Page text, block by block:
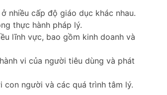
nhiều cấp độ giáo dục khác nhau.
thực hành pháp lý.
lĩnh vực, bao gồm kinh doanh và
vi của người tiêu dùng và phát
con người và các quá trình tâm lý.